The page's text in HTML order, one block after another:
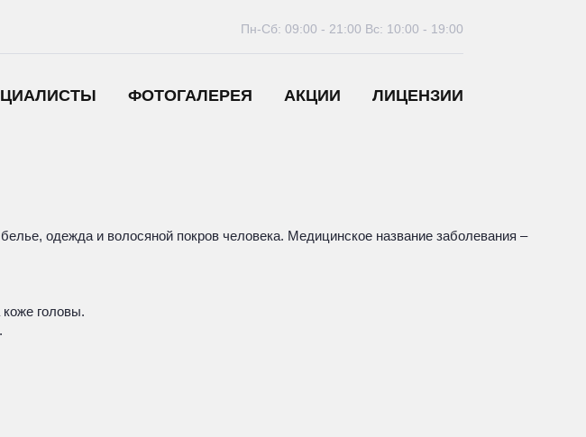
ФОТОГАЛЕРЕЯ АКЦИИ ЛИЦЕНЗИИ
Пн-Сб: 09:00 - 21:00 Вс: 10:00 - 19:00
одежда и волосяной покров человека. Медицинское название заболевания –
коже головы.